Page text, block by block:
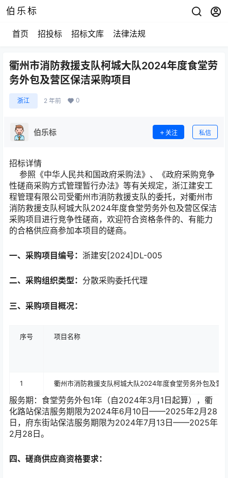
伯乐标
首页 招投标 招标文库 法律法规
衢州市消防救援支队柯城大队2024年度食堂劳
务外包及营区保洁采购项目
浙江 2 年前 0
伯乐标 关注 私信
招标详情
参照《中华人民共和国政府采购法》、《政府采购竞争
性磋商采购方式管理暂行办法》等有关规定，浙江建安工
程管理有限公司受衢州市消防救援支队的委托，对衢州市
消防救援支队柯城大队2024年度食堂劳务外包及营区保洁
采购项目进行竞争性磋商，欢迎符合资格条件的、有能力
的合格供应商参加本项目的磋商。
一、采购项目编号： 浙建安[2024]DL-005
二、采购组织类型： 分散采购委托代理
三、采购项目概况：
序号 项目名称
1 衢州市消防救援支队柯城大队2024年度食堂劳务外包及营
服务期：食堂劳务外包1年（自2024年3月1日起算），衢
化路站保洁服务期限为2024年6月10日——2025年2月28
日，府东街站保洁服务期限为2024年7月13日——2025年
2月28日。
四、磋商供应商资格要求：